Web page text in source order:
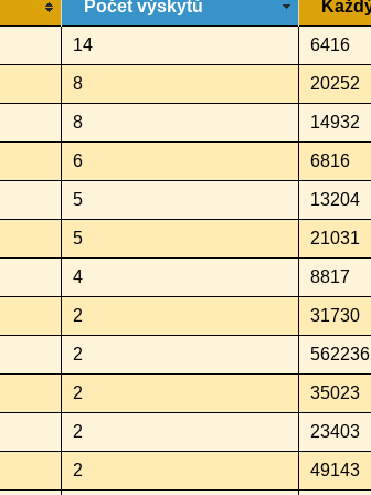
Počet výskytů
14 6416
8 20252
8 14932
6 6816
5 13204
5 21031
4 8817
2 31730
2 562236
2 35023
2 23403
2 49143